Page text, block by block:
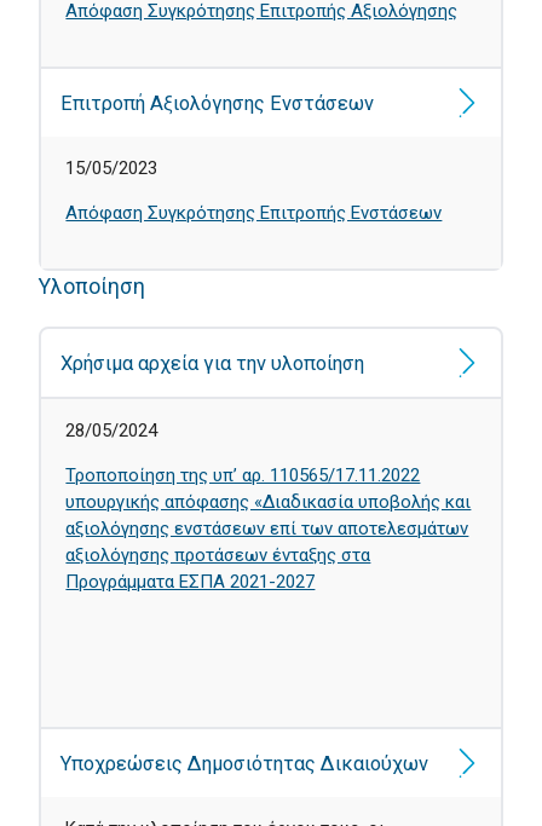
Απόφαση Συγκρότησης Επιτροπής Αξιολόγησης
Επιτροπή Αξιολόγησης Ενστάσεων
15/05/2023
Απόφαση Συγκρότησης Επιτροπής Ενστάσεων
Υλοποίηση
Χρήσιμα αρχεία για την υλοποίηση
28/05/2024
Τροποποίηση της υπ’ αρ. 110565/17.11.2022
υπουργικής απόφασης «Διαδικασία υποβολής και
αξιολόγησης ενστάσεων επί των αποτελεσμάτων
αξιολόγησης προτάσεων ένταξης στα
Προγράμματα ΕΣΠΑ 2021-2027
Υποχρεώσεις Δημοσιότητας Δικαιούχων